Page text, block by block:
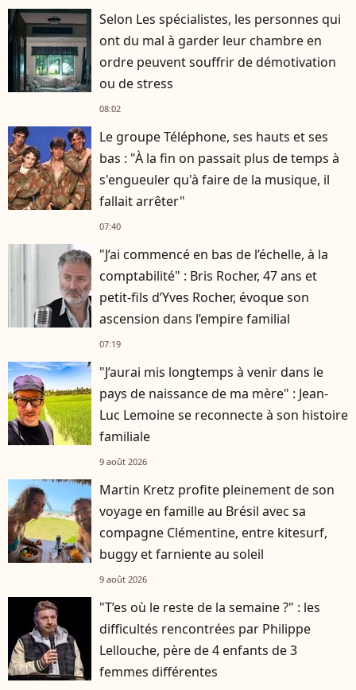
Selon Les spécialistes, les personnes qui
ont du mal à garder leur chambre en
ordre peuvent souffrir de démotivation
ou de stress
08:02
Le groupe Téléphone, ses hauts et ses
bas : "À la fin on passait plus de temps à
s'engueuler qu'à faire de la musique, il
fallait arrêter"
07:40
"J’ai commencé en bas de l’échelle, à la
comptabilité" : Bris Rocher, 47 ans et
petit-fils d’Yves Rocher, évoque son
ascension dans l’empire familial
07:19
"J’aurai mis longtemps à venir dans le
pays de naissance de ma mère" : Jean-
Luc Lemoine se reconnecte à son histoire
familiale
9 août 2026
Martin Kretz profite pleinement de son
voyage en famille au Brésil avec sa
compagne Clémentine, entre kitesurf,
buggy et farniente au soleil
9 août 2026
"T’es où le reste de la semaine ?" : les
difficultés rencontrées par Philippe
Lellouche, père de 4 enfants de 3
femmes différentes